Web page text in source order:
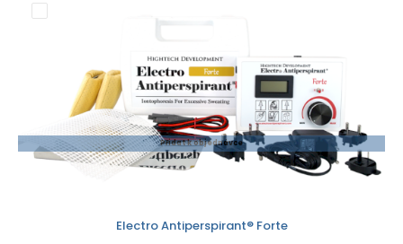
Přidat k objednávce
Electro Antiperspirant® Forte